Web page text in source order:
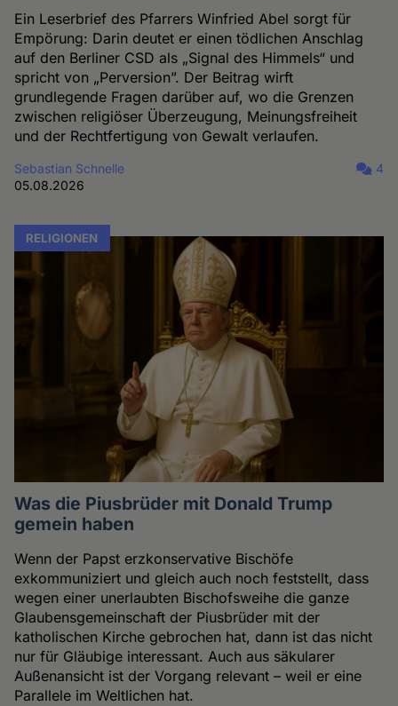
Ein Leserbrief des Pfarrers Winfried Abel sorgt für
Empörung: Darin deutet er einen tödlichen Anschlag
auf den Berliner CSD als „Signal des Himmels“ und
spricht von „Perversion”. Der Beitrag wirft
grundlegende Fragen darüber auf, wo die Grenzen
zwischen religiöser Überzeugung, Meinungsfreiheit
und der Rechtfertigung von Gewalt verlaufen.
Sebastian Schnelle
05.08.2026
4
RELIGIONEN
Was die Piusbrüder mit Donald Trump
gemein haben
Wenn der Papst erzkonservative Bischöfe
exkommuniziert und gleich auch noch feststellt, dass
wegen einer unerlaubten Bischofsweihe die ganze
Glaubensgemeinschaft der Piusbrüder mit der
katholischen Kirche gebrochen hat, dann ist das nicht
nur für Gläubige interessant. Auch aus säkularer
Außenansicht ist der Vorgang relevant – weil er eine
Parallele im Weltlichen hat.